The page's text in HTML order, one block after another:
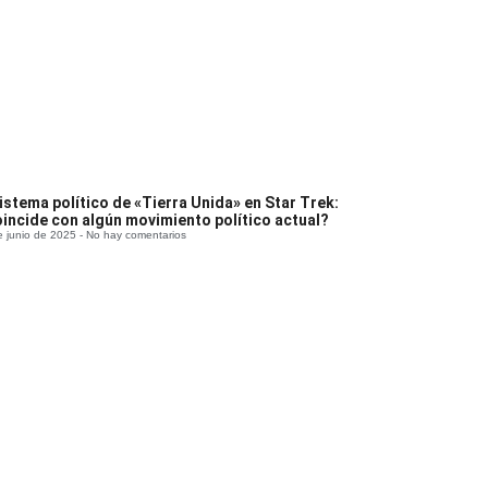
político de «Tierra Unida» en Star Trek:
con algún movimiento político actual?
junio de 2025 No hay comentarios